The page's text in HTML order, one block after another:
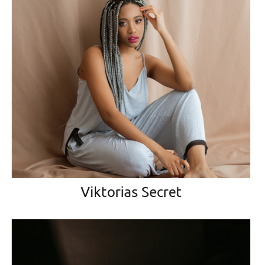
Viktorias Secret